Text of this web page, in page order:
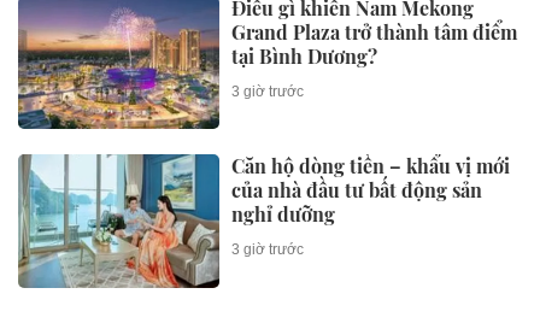
Đề xuất tăng hơn 86 nghìn tỷ
đồng cho dự án đường sắt Lào
Cai-Hà Nội-Hải Phòng
Ông Trump xuất hiện với mái
tóc gây nhiều sự chú ý tại Las
Vegas, dân mạng khen 'lão hóa